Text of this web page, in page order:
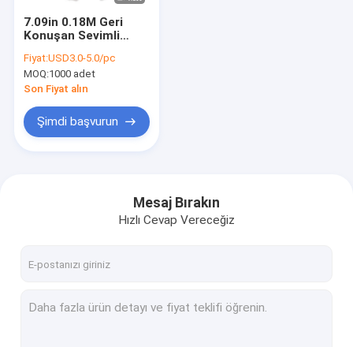
7.09in 0.18M Geri
Konuşan Sevimli
Baykuşu Doldurulmuş
Hayvan
Fiyat:USD3.0-5.0/pc
MOQ:1000 adet
Son Fiyat alın
Şimdi başvurun
Mesaj Bırakın
Hızlı Cevap Vereceğiz